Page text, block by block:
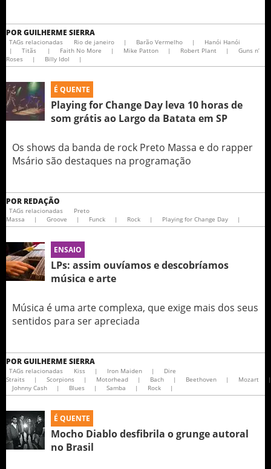
PORGUILHERME SIERRA
TAGs relacionadas Rio de janeiro | Barão Vermelho |
Hanói Hanói
|
Titãs | Faith No More | Mike Patton | Robert Plant |
Guns n’
Roses
| Billy Idol |
É QUENTE
Playing for Change Day leva 10 horas de
som grátis ao Largo da Batata em SP
Os shows da banda de rock Preto Massa e do rapper
Msário são destaques na programação
POR REDAÇÃO
TAGs relacionadas
Preto
Massa
| Groove | Funck | Rock | Playing for Change Day |
ENSAIO
LPs: assim ouvíamos e descobríamos
música e arte
Música é uma arte complexa, que exige mais dos seus
sentidos para ser apreciada
PORGUILHERME SIERRA
TAGs relacionadas Kiss | Iron Maiden |
Dire
Straits
| Scorpions | Motorhead | Bach | Beethoven | Mozart
|
Johnny Cash
| Blues | Samba | Rock |
É QUENTE
Mocho Diablo desfibrila o grunge autoral
no Brasil